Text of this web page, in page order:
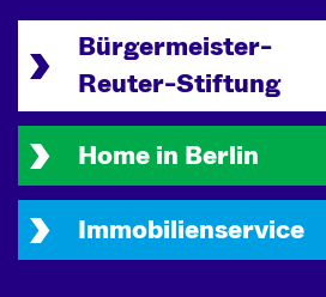
Bürgermeister-
Reuter-Stiftung
Home in Berlin
Immobilienservice